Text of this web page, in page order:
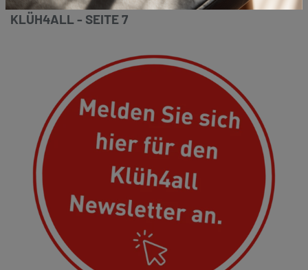
KLÜH4ALL - SEITE 7